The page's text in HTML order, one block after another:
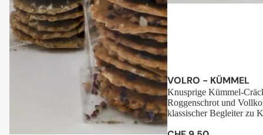
Sale
VOLRO - KÜMMEL
Knusprige Kümmel-
Roggenschrot und
klassischer Begleiter zu